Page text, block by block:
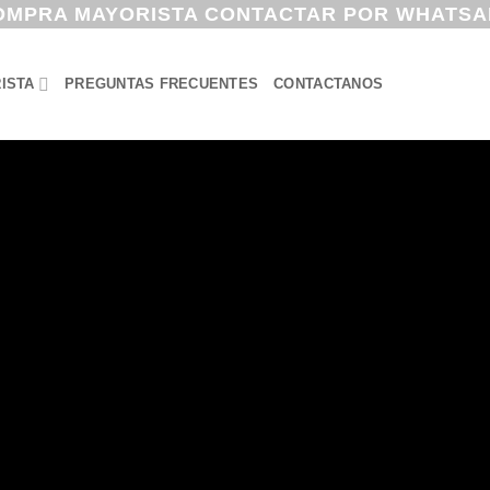
MAYORISTA CONTACTAR POR
PREGUNTAS FRECUENTES CONTACTANOS